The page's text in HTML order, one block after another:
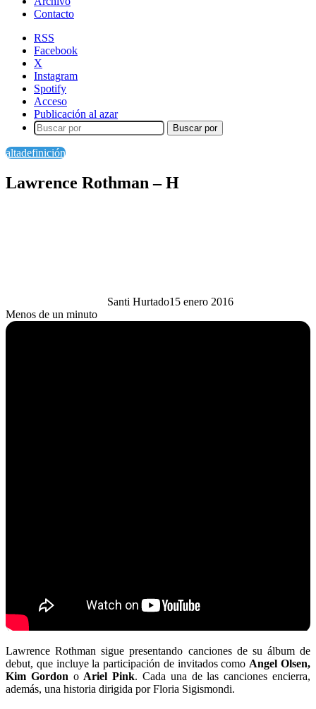
Contacto
RSS
Facebook
X
Instagram
Spotify
Acceso
Publicación al azar
Buscar por
altadefinición
Lawrence Rothman – H
Santi Hurtado15 enero 2016
Menos de un minuto
Lawrence Rothman sigue presentando canciones de su álbum de
debut, que incluye la participación de invitados como Angel Olsen,
Kim Gordon o Ariel Pink. Cada una de las canciones encierra,
además, una historia dirigida por Floria Sigismondi.